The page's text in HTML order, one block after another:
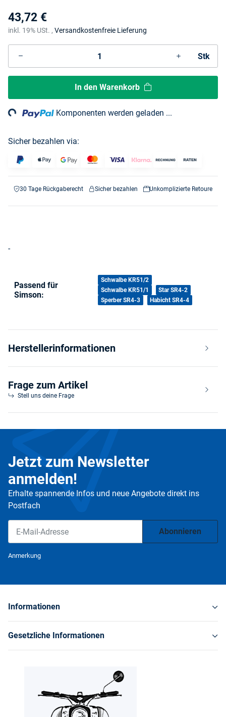
43,72 €
inkl. 19% USt. , Versandkostenfreie Lieferung
Stk
In den Warenkorb
Komponenten werden geladen ...
Sicher bezahlen via:
30 Tage Rückgaberecht Sicher bezahlen Unkomplizierte Retoure
-
Produkteigenschaft
Wert
Passend für
Simson:
Schwalbe KR51/2
Schwalbe KR51/1
Star SR4-2
Sperber SR4-3
Habicht SR4-4
Herstellerinformationen
Frage zum Artikel
Stell uns deine Frage
Jetzt zum Newsletter
anmelden!
Erhalte spannende Infos und neue Angebote direkt ins
Postfach
Abonnieren
Anmerkung
Informationen
Gesetzliche Informationen